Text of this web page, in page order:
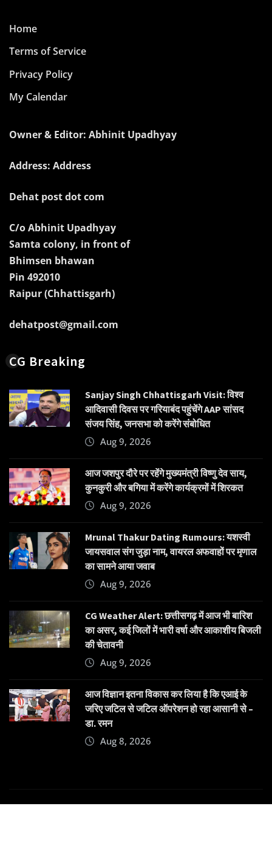
Home
Terms of Service
Privacy Policy
My Calendar
Owner & Editor: Abhinit Upadhyay
Address: Address
Dehat post dot com
C/o Abhinit Upadhyay
Samta colony, in front of
Bhimsen bhawan
Pin 492010
Raipur (Chhattisgarh)
dehatpost@gmail.com
CG Breaking
Sanjay Singh Chhattisgarh Visit: विश्व
आदिवासी दिवस पर गरियाबंद पहुंचेंगे AAP सांसद
संजय सिंह, जनसभा को करेंगे संबोधित
Aug 9, 2026
आज जशपुर दौरे पर रहेंगे मुख्यमंत्री विष्णु देव साय,
कुनकुरी और बगिया में करेंगे कार्यक्रमों में शिरकत
Aug 9, 2026
Mrunal Thakur Dating Rumours: यशस्वी
जायसवाल संग जुड़ा नाम, वायरल अफवाहों पर मृणाल
का सामने आया जवाब
Aug 9, 2026
CG Weather Alert: छत्तीसगढ़ में आज भी बारिश
का असर, कई जिलों में भारी वर्षा और आकाशीय बिजली
की चेतावनी
Aug 9, 2026
आज विज्ञान इतना विकास कर लिया है कि एआई के
जरिए जटिल से जटिल ऑपरेशन हो रहा आसानी से –
डा. रमन
Aug 8, 2026